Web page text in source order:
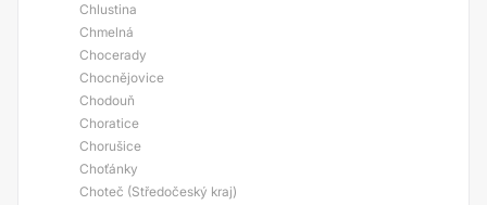
Chlustina
Chmelná
Chocerady
Chocnějovice
Chodouň
Choratice
Chorušice
Choťánky
Choteč (Středočeský kraj)